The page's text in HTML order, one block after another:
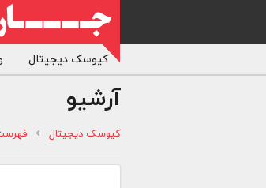
کیوسک دیجیتال
آرشیو
کیوسک دیجیتال